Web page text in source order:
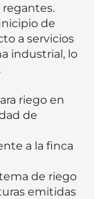
de
a servicios
industrial, lo
riego en
de
a la finca
de riego
emitidas